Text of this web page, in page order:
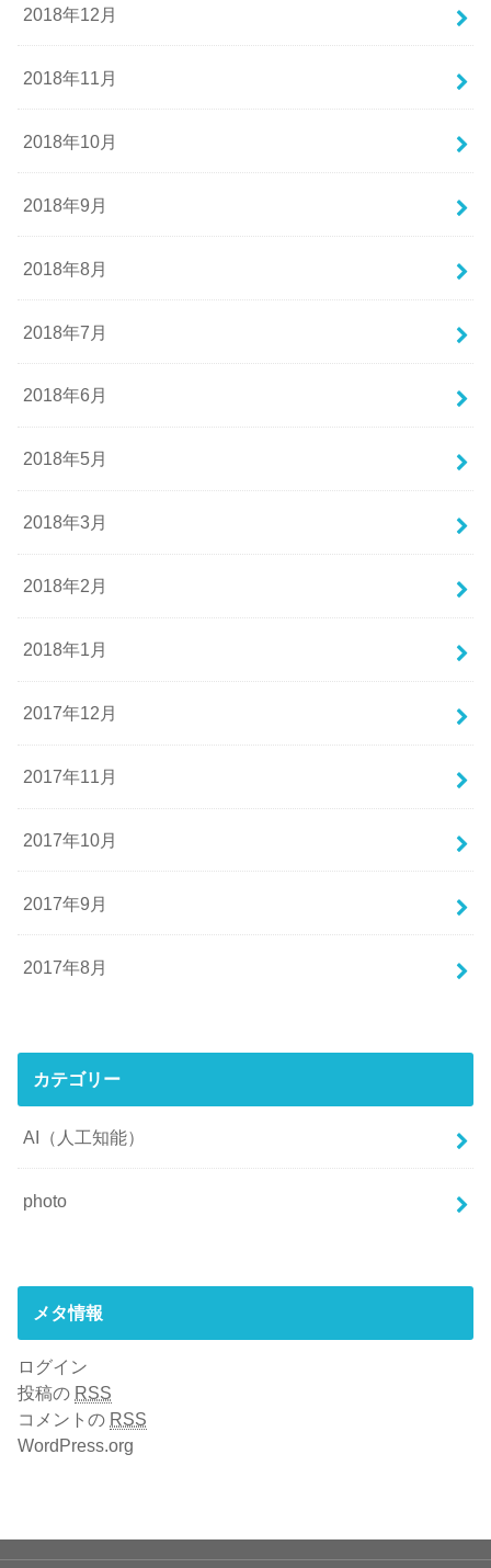
2018年12月
2018年11月
2018年10月
2018年9月
2018年8月
2018年7月
2018年6月
2018年5月
2018年3月
2018年2月
2018年1月
2017年12月
2017年11月
2017年10月
2017年9月
2017年8月
カテゴリー
AI（人工知能）
photo
メタ情報
ログイン
投稿の RSS
コメントの RSS
WordPress.org